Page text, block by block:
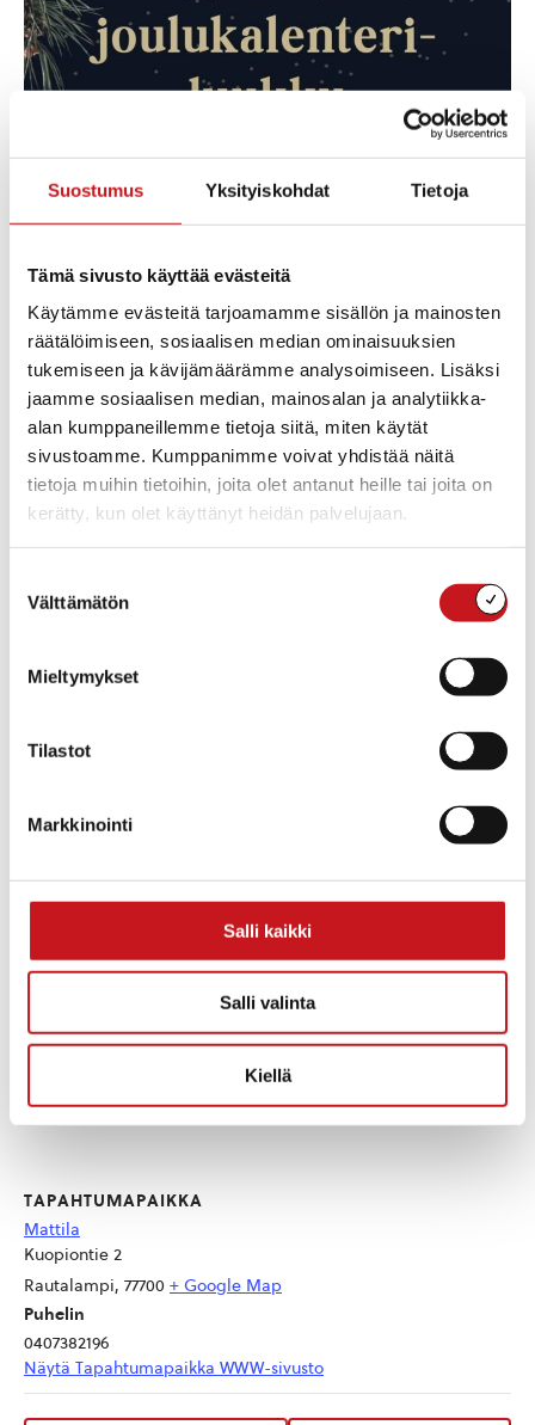
Suostumus Yksityiskohdat Tietoja
Tämä sivusto käyttää evästeitä
Käytämme evästeitä tarjoamamme sisällön ja mainosten
räätälöimiseen, sosiaalisen median ominaisuuksien
tukemiseen ja kävijämäärämme analysoimiseen. Lisäksi
jaamme sosiaalisen median, mainosalan ja analytiikka-
alan kumppaneillemme tietoja siitä, miten käytät
sivustoamme. Kumppanimme voivat yhdistää näitä
tietoja muihin tietoihin, joita olet antanut heille tai joita on
kerätty, kun olet käyttänyt heidän palvelujaan.
valinta
Välttämätön
Mieltymykset
Tilastot
Markkinointi
Salli kaikki
Salli valinta
Kiellä
Lisää kalenteriin
Päivämäärä:
18:00 - 19:00
Musiikki
TAPAHTUMAPAIKKA
Mattila
Kuopiontie 2
Rautalampi, 77700 + Google Map
Puhelin
0407382196
Näytä Tapahtumapaikka WWW-sivusto